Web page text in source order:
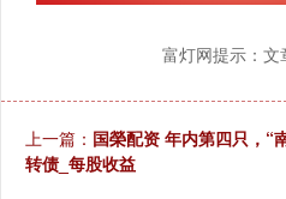
富灯网提示：文
上一篇： 国榮配资 年内第四只，“
转债_每股收益